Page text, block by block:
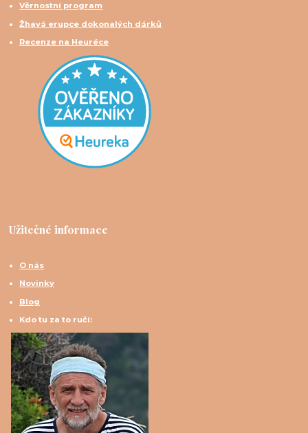
Věrnostní program
Žhavá erupce dokonalých dárků
Recenze na Heuréce
Užitečné informace
O nás
Novinky
Blog
Kdo tu za to ručí: